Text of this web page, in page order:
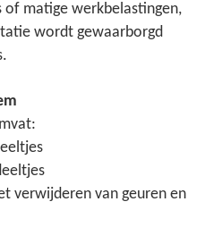
matige werkbelastingen,
wordt gewaarborgd
verwijderen van geuren en